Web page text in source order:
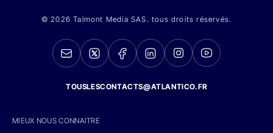
© 2026 Talmont Media SAS. tous droits réservés.
TOUSLESCONTACTS@ATLANTICO.FR
MIEUX NOUS CONNAITRE